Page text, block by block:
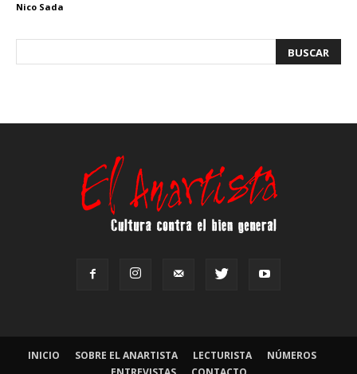
Nico Sada
INICIO SOBRE EL ANARTISTA LECTURISTA
NÚMEROS